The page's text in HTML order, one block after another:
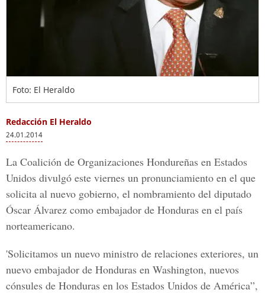
Foto: El Heraldo
Redacción El Heraldo
24.01.2014
La Coalición de Organizaciones Hondureñas en Estados
Unidos divulgó este viernes un pronunciamiento en el que
solicita al nuevo gobierno, el nombramiento del diputado
Óscar Álvarez como embajador de Honduras en el país
norteamericano.
'Solicitamos un nuevo ministro de relaciones exteriores, un
nuevo embajador de Honduras en Washington, nuevos
cónsules de Honduras en los Estados Unidos de América”,